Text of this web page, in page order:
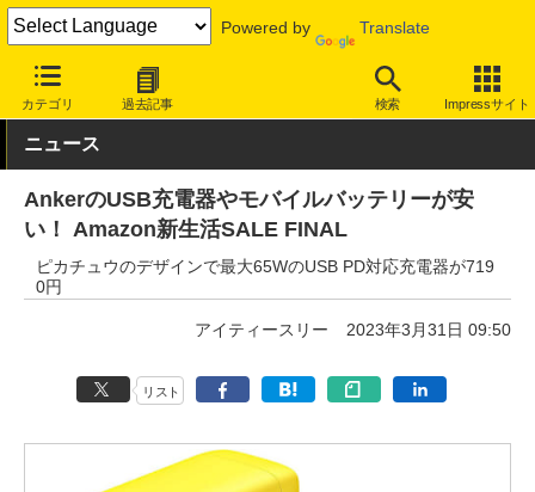
Powered by Translate
カテゴリ 過去記事 検索 Impressサイト
INTERNET Watch セール情報
ニュース
AnkerのUSB充電器やモバイルバッテリーが安
い！ Amazon新生活SALE FINAL
ピカチュウのデザインで最大65WのUSB PD対応充電器が719
0円
アイティースリー 2023年3月31日 09:50
リスト